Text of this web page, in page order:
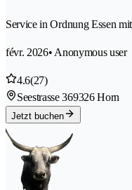
Service in Ordnung Essen
févr. 2026• Anonymous user
4.6(27)
Seestrasse 369326 Horn
Jetzt buchen